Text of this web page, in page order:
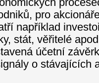
pro
například
stát, věřitelé
účetní
o stávajících